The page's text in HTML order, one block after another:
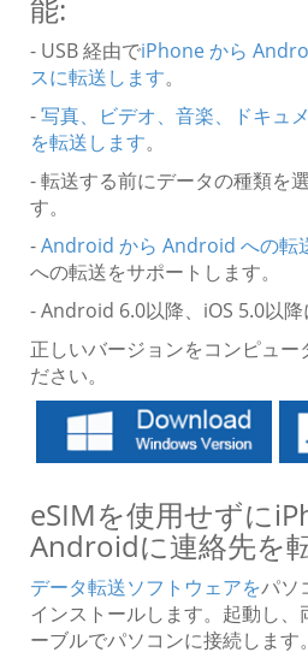
能:
- USB 経由でiPhone から
スに転送します。
-写真、ビデオ、音楽、ドキュ
を転送します。
- 転送する前にデータの種類を
す。
-Android から Android への転
への転送をサポートします。
- Android 6.0以降、iOS 5.0以降
正しいバージョンをコンピュー
ださい。
eSIMを使用せずに
Androidに連絡先を
データ転送ソフトウェアをパソ
インストールします。起動し、
ーブルでパソコンに接続します。